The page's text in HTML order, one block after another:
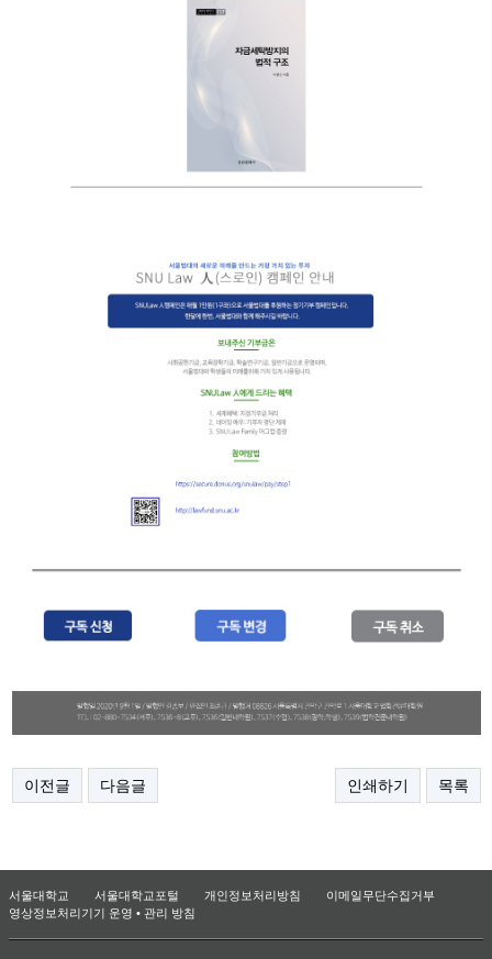
이전글 다음글 인쇄하기 목록
서울대학교 서울대학교포털 개인정보처리방침
이메일무단수집거부
영상정보처리기기 운영 • 관리 방침